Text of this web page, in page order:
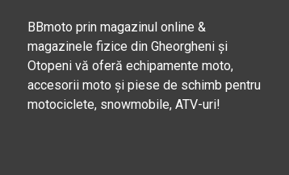
BBmoto prin magazinul online &
magazinele fizice din Gheorgheni și
Otopeni vă oferă echipamente moto,
accesorii moto și piese de schimb pentru
motociclete, snowmobile, ATV-uri!